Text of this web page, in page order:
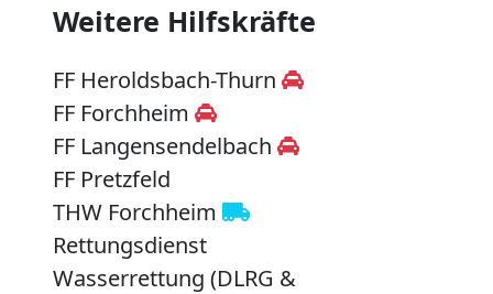
Weitere Hilfskräfte
FF Heroldsbach-Thurn
FF Forchheim
FF Langensendelbach
FF Pretzfeld
THW Forchheim
Rettungsdienst
Wasserrettung (DLRG &